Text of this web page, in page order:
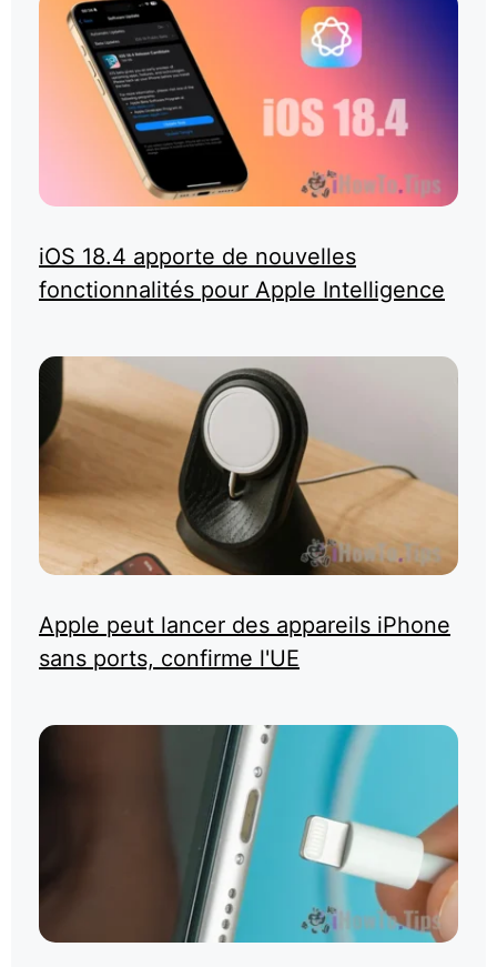
iOS 18.4 apporte de nouvelles
fonctionnalités pour Apple Intelligence
Apple peut lancer des appareils iPhone
sans ports, confirme l'UE